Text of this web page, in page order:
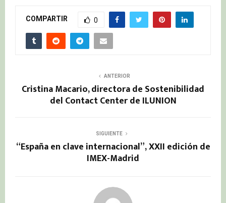
COMPARTIR 0
ANTERIOR
Cristina Macario, directora de Sostenibilidad
del Contact Center de ILUNION
SIGUIENTE
“España en clave internacional”, XXII edición de
IMEX-Madrid